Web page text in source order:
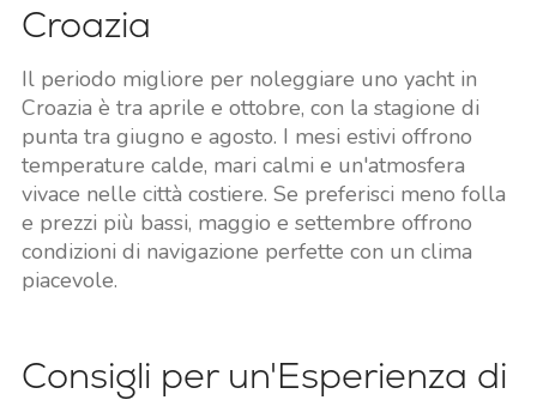
Croazia
Il periodo migliore per noleggiare uno yacht in
Croazia è tra aprile e ottobre, con la stagione di
punta tra giugno e agosto. I mesi estivi offrono
temperature calde, mari calmi e un'atmosfera
vivace nelle città costiere. Se preferisci meno folla
e prezzi più bassi, maggio e settembre offrono
condizioni di navigazione perfette con un clima
piacevole.
Consigli per un'Esperienza di